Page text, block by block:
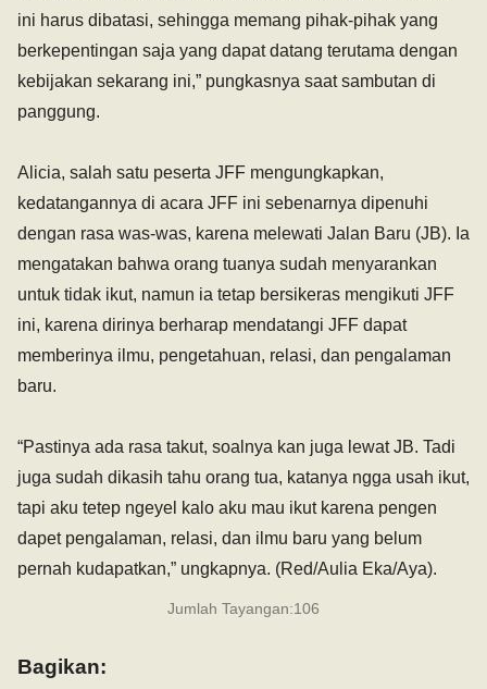
ini harus dibatasi, sehingga memang pihak-pihak yang
berkepentingan saja yang dapat datang terutama dengan
kebijakan sekarang ini,” pungkasnya saat sambutan di
panggung.
‎Alicia, salah satu peserta JFF mengungkapkan,
kedatangannya di acara JFF ini sebenarnya dipenuhi
dengan rasa was-was, karena melewati Jalan Baru (JB). Ia
mengatakan bahwa orang tuanya sudah menyarankan
untuk tidak ikut, namun ia tetap bersikeras mengikuti JFF
ini, karena dirinya berharap mendatangi JFF dapat
memberinya ilmu, pengetahuan, relasi, dan pengalaman
baru.
‎“Pastinya ada rasa takut, soalnya kan juga lewat JB. Tadi
juga sudah dikasih tahu orang tua, katanya ngga usah ikut,
tapi aku tetep ngeyel kalo aku mau ikut karena pengen
dapet pengalaman, relasi, dan ilmu baru yang belum
pernah kudapatkan,” ungkapnya. (Red/Aulia Eka/Aya).
Jumlah Tayangan:106
Bagikan: